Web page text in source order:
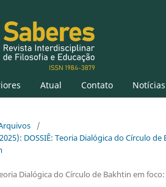
Atual Contato Notícias
/
DOSSIÊ: Teoria Dialógica do Círculo
Dialógica do Círculo de Bakhtin em